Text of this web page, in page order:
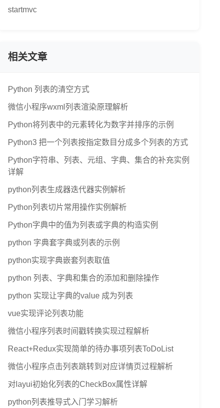
startmvc
相关文章
Python 列表的清空方式
微信小程序wxml列表渲染原理解析
Python将列表中的元素转化为数字并排序的示例
Python3 把一个列表按指定数目分成多个列表的方式
Python字符串、列表、元组、字典、集合的补充实例
详解
python列表生成器迭代器实例解析
Python列表切片常用操作实例解析
Python字典中的值为列表或字典的构造实例
python 字典套字典或列表的示例
python实现字典嵌套列表取值
python 列表、字典和集合的添加和删除操作
python 实现让字典的value 成为列表
vue实现评论列表功能
微信小程序列表时间戳转换实现过程解析
React+Redux实现简单的待办事项列表ToDoList
微信小程序点击列表跳转到对应详情页过程解析
对layui初始化列表的CheckBox属性详解
python列表推导式入门学习解析